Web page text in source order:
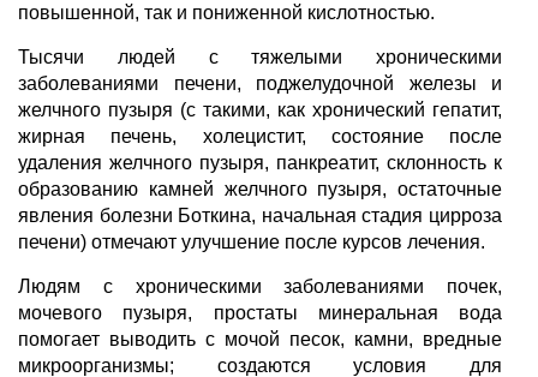
повышенной, так и пониженной кислотностью.
Тысячи людей с тяжелыми хроническими
заболеваниями печени, поджелудочной железы и
желчного пузыря (с такими, как хронический гепатит,
жирная печень, холецистит, состояние после
удаления желчного пузыря, панкреатит, склонность к
образованию камней желчного пузыря, остаточные
явления болезни Боткина, начальная стадия цирроза
печени) отмечают улучшение после курсов лечения.
Людям с хроническими заболеваниями почек,
мочевого пузыря, простаты минеральная вода
помогает выводить с мочой песок, камни, вредные
микроорганизмы; создаются условия для